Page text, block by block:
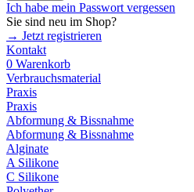
Ich habe mein Passwort vergessen
Sie sind neu im Shop?
→ Jetzt registrieren
Kontakt
0 Warenkorb
Verbrauchsmaterial
Praxis
Praxis
Abformung & Bissnahme
Abformung & Bissnahme
Alginate
A Silikone
C Silikone